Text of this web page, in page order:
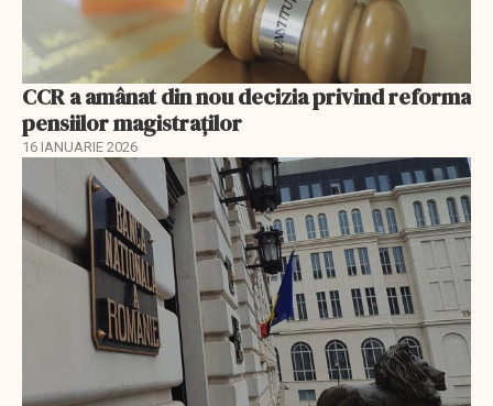
CCR a amânat din nou decizia privind reforma
pensiilor magistraţilor
16 IANUARIE 2026